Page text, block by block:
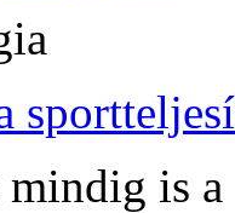
is